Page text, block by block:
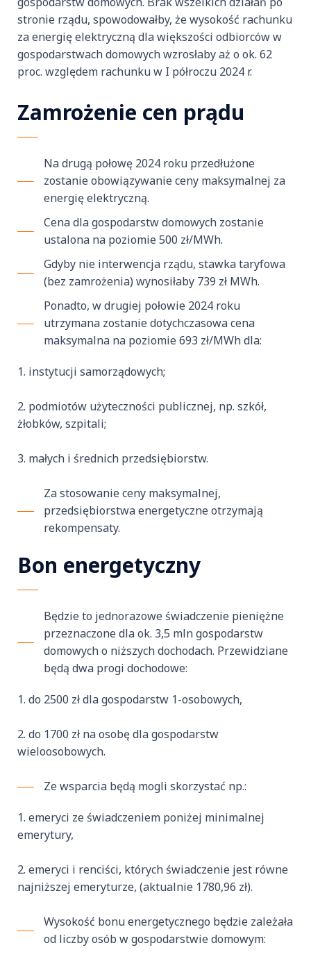
stronie rządu, spowodowałby, że wysokość rachunku
za energię elektryczną dla większości odbiorców w
gospodarstwach domowych wzrosłaby aż o ok. 62
proc. względem rachunku w I półroczu 2024 r.
Zamrożenie cen prądu
Na drugą połowę 2024 roku przedłużone
zostanie obowiązywanie ceny maksymalnej za
energię elektryczną.
Cena dla gospodarstw domowych zostanie
ustalona na poziomie 500 zł/MWh.
Gdyby nie interwencja rządu, stawka taryfowa
(bez zamrożenia) wynosiłaby 739 zł MWh.
Ponadto, w drugiej połowie 2024 roku
utrzymana zostanie dotychczasowa cena
maksymalna na poziomie 693 zł/MWh dla:
instytucji samorządowych;
podmiotów użyteczności publicznej, np. szkół,
żłobków, szpitali;
małych i średnich przedsiębiorstw.
Za stosowanie ceny maksymalnej,
przedsiębiorstwa energetyczne otrzymają
rekompensaty.
Bon energetyczny
Będzie to jednorazowe świadczenie pieniężne
przeznaczone dla ok. 3,5 mln gospodarstw
domowych o niższych dochodach. Przewidziane
będą dwa progi dochodowe:
do 2500 zł dla gospodarstw 1-osobowych,
do 1700 zł na osobę dla gospodarstw
wieloosobowych.
Ze wsparcia będą mogli skorzystać np.:
emeryci ze świadczeniem poniżej minimalnej
emerytury,
emeryci i renciści, których świadczenie jest równe
najniższej emeryturze, (aktualnie 1780,96 zł).
Wysokość bonu energetycznego będzie zależała
od liczby osób w gospodarstwie domowym: